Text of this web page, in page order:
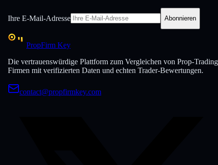
Ihre E-Mail-Adresse Abonnieren
PropFirm Key
Die vertrauenswürdige Plattform zum Vergleichen von Prop-
Firmen mit verifizierten Daten und echten Trader-Bewertungen.
contact@propfirmkey.com